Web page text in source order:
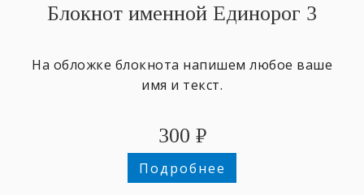
Блокнот именной Единорог 3
На обложке блокнота напишем любое ваше
имя и текст.
300 ₽
Подробнее